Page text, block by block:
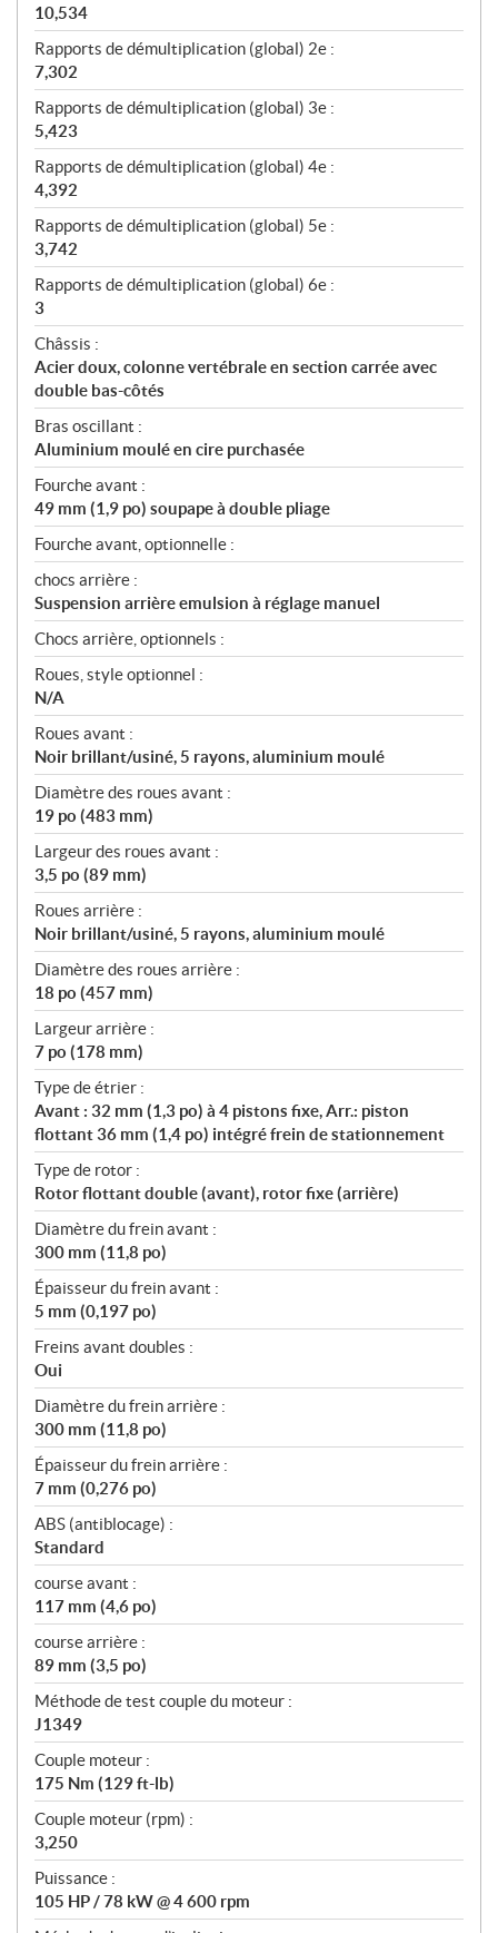
10,534
Rapports de démultiplication (global) 2e :
7,302
Rapports de démultiplication (global) 3e :
5,423
Rapports de démultiplication (global) 4e :
4,392
Rapports de démultiplication (global) 5e :
3,742
Rapports de démultiplication (global) 6e :
3
Châssis :
Acier doux, colonne vertébrale en section carrée avec
double bas-côtés
Bras oscillant :
Aluminium moulé en cire purchasée
Fourche avant :
49 mm (1,9 po) soupape à double pliage
Fourche avant, optionnelle :
chocs arrière :
Suspension arrière emulsion à réglage manuel
Chocs arrière, optionnels :
Roues, style optionnel :
N/A
Roues avant :
Noir brillant/usiné, 5 rayons, aluminium moulé
Diamètre des roues avant :
19 po (483 mm)
Largeur des roues avant :
3,5 po (89 mm)
Roues arrière :
Noir brillant/usiné, 5 rayons, aluminium moulé
Diamètre des roues arrière :
18 po (457 mm)
Largeur arrière :
7 po (178 mm)
Type de étrier :
Avant : 32 mm (1,3 po) à 4 pistons fixe, Arr.: piston
flottant 36 mm (1,4 po) intégré frein de stationnement
Type de rotor :
Rotor flottant double (avant), rotor fixe (arrière)
Diamètre du frein avant :
300 mm (11,8 po)
Épaisseur du frein avant :
5 mm (0,197 po)
Freins avant doubles :
Oui
Diamètre du frein arrière :
300 mm (11,8 po)
Épaisseur du frein arrière :
7 mm (0,276 po)
ABS (antiblocage) :
Standard
course avant :
117 mm (4,6 po)
course arrière :
89 mm (3,5 po)
Méthode de test couple du moteur :
J1349
Couple moteur :
175 Nm (129 ft-lb)
Couple moteur (rpm) :
3,250
Puissance :
105 HP / 78 kW @ 4 600 rpm